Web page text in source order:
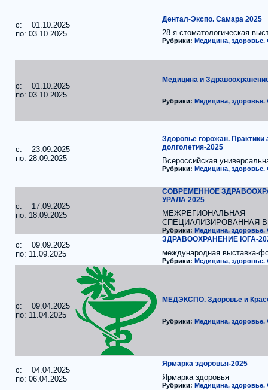
c: 01.10.2025
по: 03.10.2025
Дентал-Экспо. Самара 2025
28-я стоматологическая
Рубрики: Медицина, здоровье.
c: 01.10.2025
по: 03.10.2025
Медицина и
Рубрики: Медицина, здоровье.
c: 23.09.2025
по: 28.09.2025
Здоровье горожан. Практики
долголетия-2025
Всероссийская
Рубрики: Медицина, здоровье.
c: 17.09.2025
по: 18.09.2025
СОВРЕМЕННОЕ
УРАЛА 2025
МЕЖРЕГИОНАЛЬНАЯ
СПЕЦИАЛИЗИРОВАННАЯ
Рубрики: Медицина, здоровье.
c: 09.09.2025
по: 11.09.2025
ЗДРАВООХРАНЕНИЕ ЮГА-
международная выставка-
Рубрики: Медицина, здоровье.
c: 09.04.2025
по: 11.04.2025
МЕДЭКСПО. Здоровье и
Рубрики: Медицина, здоровье.
c: 04.04.2025
по: 06.04.2025
Ярмарка здоровья-2025
Ярмарка здоровья
Рубрики: Медицина, здоровье.